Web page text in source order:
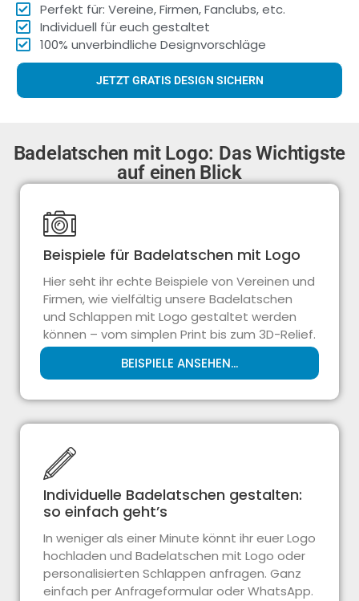
Perfekt für: Vereine, Firmen, Fanclubs, etc.
Individuell für euch gestaltet
100% unverbindliche Designvorschläge
JETZT GRATIS DESIGN SICHERN
Badelatschen mit Logo: Das Wichtigste
auf einen Blick
Beispiele für Badelatschen mit Logo
Hier seht ihr echte Beispiele von Vereinen und
Firmen, wie vielfältig unsere Badelatschen
und Schlappen mit Logo gestaltet werden
können – vom simplen Print bis zum 3D-Relief.
BEISPIELE ANSEHEN...
Individuelle Badelatschen gestalten:
so einfach geht’s
In weniger als einer Minute könnt ihr euer Logo
hochladen und Badelatschen mit Logo oder
personalisierten Schlappen anfragen. Ganz
einfach per Anfrageformular oder WhatsApp.